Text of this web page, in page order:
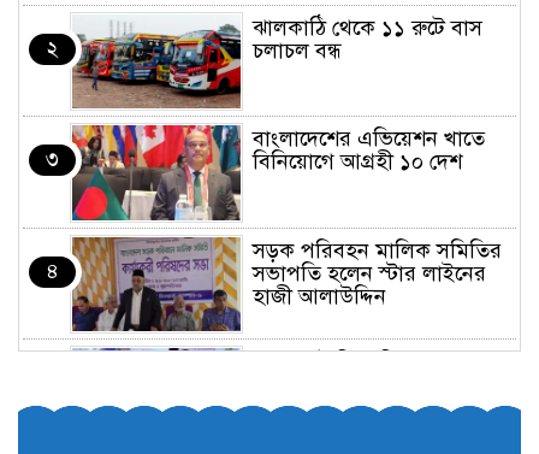
২
ঝালকাঠি থেকে ১১ রুটে বাস
চলাচল বন্ধ
৩
বাংলাদেশের এভিয়েশন খাতে
বিনিয়োগে আগ্রহী ১০ দেশ
৪
সড়ক পরিবহন মালিক সমিতির
সভাপতি হলেন স্টার লাইনের
হাজী আলাউদ্দিন